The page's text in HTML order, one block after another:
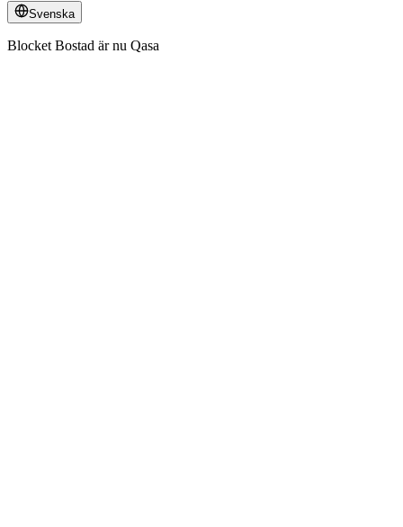
Svenska
Blocket Bostad är nu Qasa